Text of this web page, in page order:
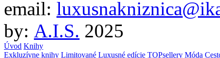
email:
by: A.I.S. 2025
Úvod Knihy
Exkluzívne knihy Limitované Luxusné edície TOPsellery Móda